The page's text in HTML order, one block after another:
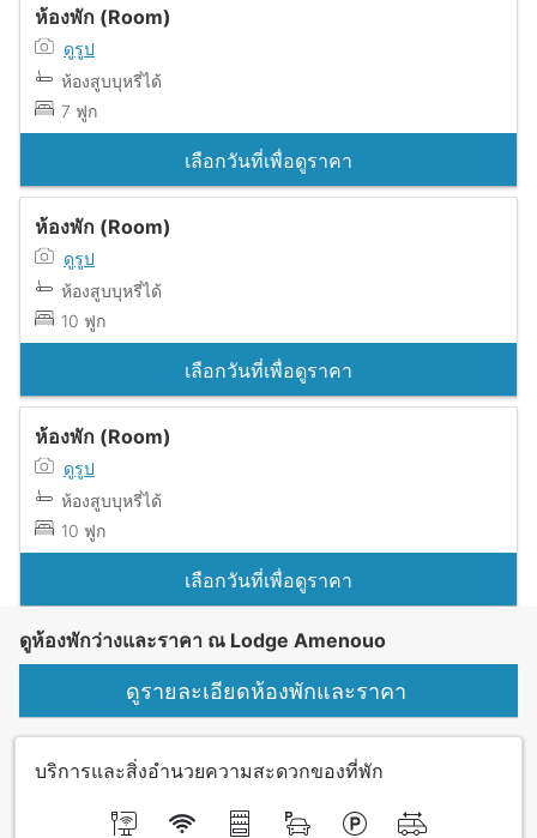
ห้องพัก (Room)
ดูรูป
ห้องสูบบุหรี่ได้
7 ฟูก
เลือกวันที่เพื่อดูราคา
ห้องพัก (Room)
ดูรูป
ห้องสูบบุหรี่ได้
10 ฟูก
เลือกวันที่เพื่อดูราคา
ห้องพัก (Room)
ดูรูป
ห้องสูบบุหรี่ได้
10 ฟูก
เลือกวันที่เพื่อดูราคา
ดูห้องพักว่างและราคา ณ Lodge Amenouo
ดูรายละเอียดห้องพักและราคา
บริการและสิ่งอำนวยความสะดวกของที่พัก